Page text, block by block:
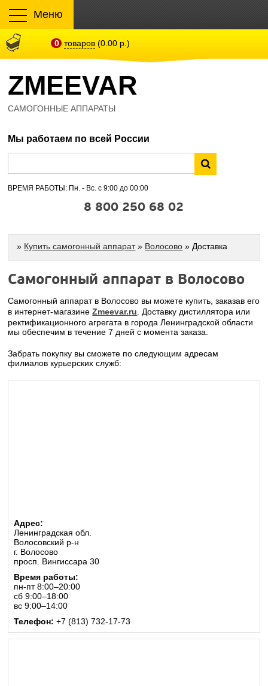
Меню
0 товаров (0.00 р.)
ZMEEVAR
САМОГОННЫЕ АППАРАТЫ
Мы работаем по всей России
ВРЕМЯ РАБОТЫ: Пн. - Вс. с 9:00 до 00:00
8 800 250 68 02
» Купить самогонный аппарат» Волосово » Доставка
Самогонный аппарат в Волосово
Самогонный аппарат в Волосово вы можете купить, заказав его
в интернет-магазинеZmeevar.ru . Доставку дистиллятора или
ректификационного агрегата в города Ленинградской области
мы обеспечим в течение 7 дней с момента заказа.
Забрать покупку вы сможете по следующим адресам
филиалов курьерских служб:
Адрес:
Ленинградская обл.
Волосовский р-н
г. Волосово
просп. Вингиссара 30
Время работы:
пн-пт 8:00–20:00
сб 9:00–18:00
вс 9:00–14:00
Телефон: +7 (813) 732-17-73